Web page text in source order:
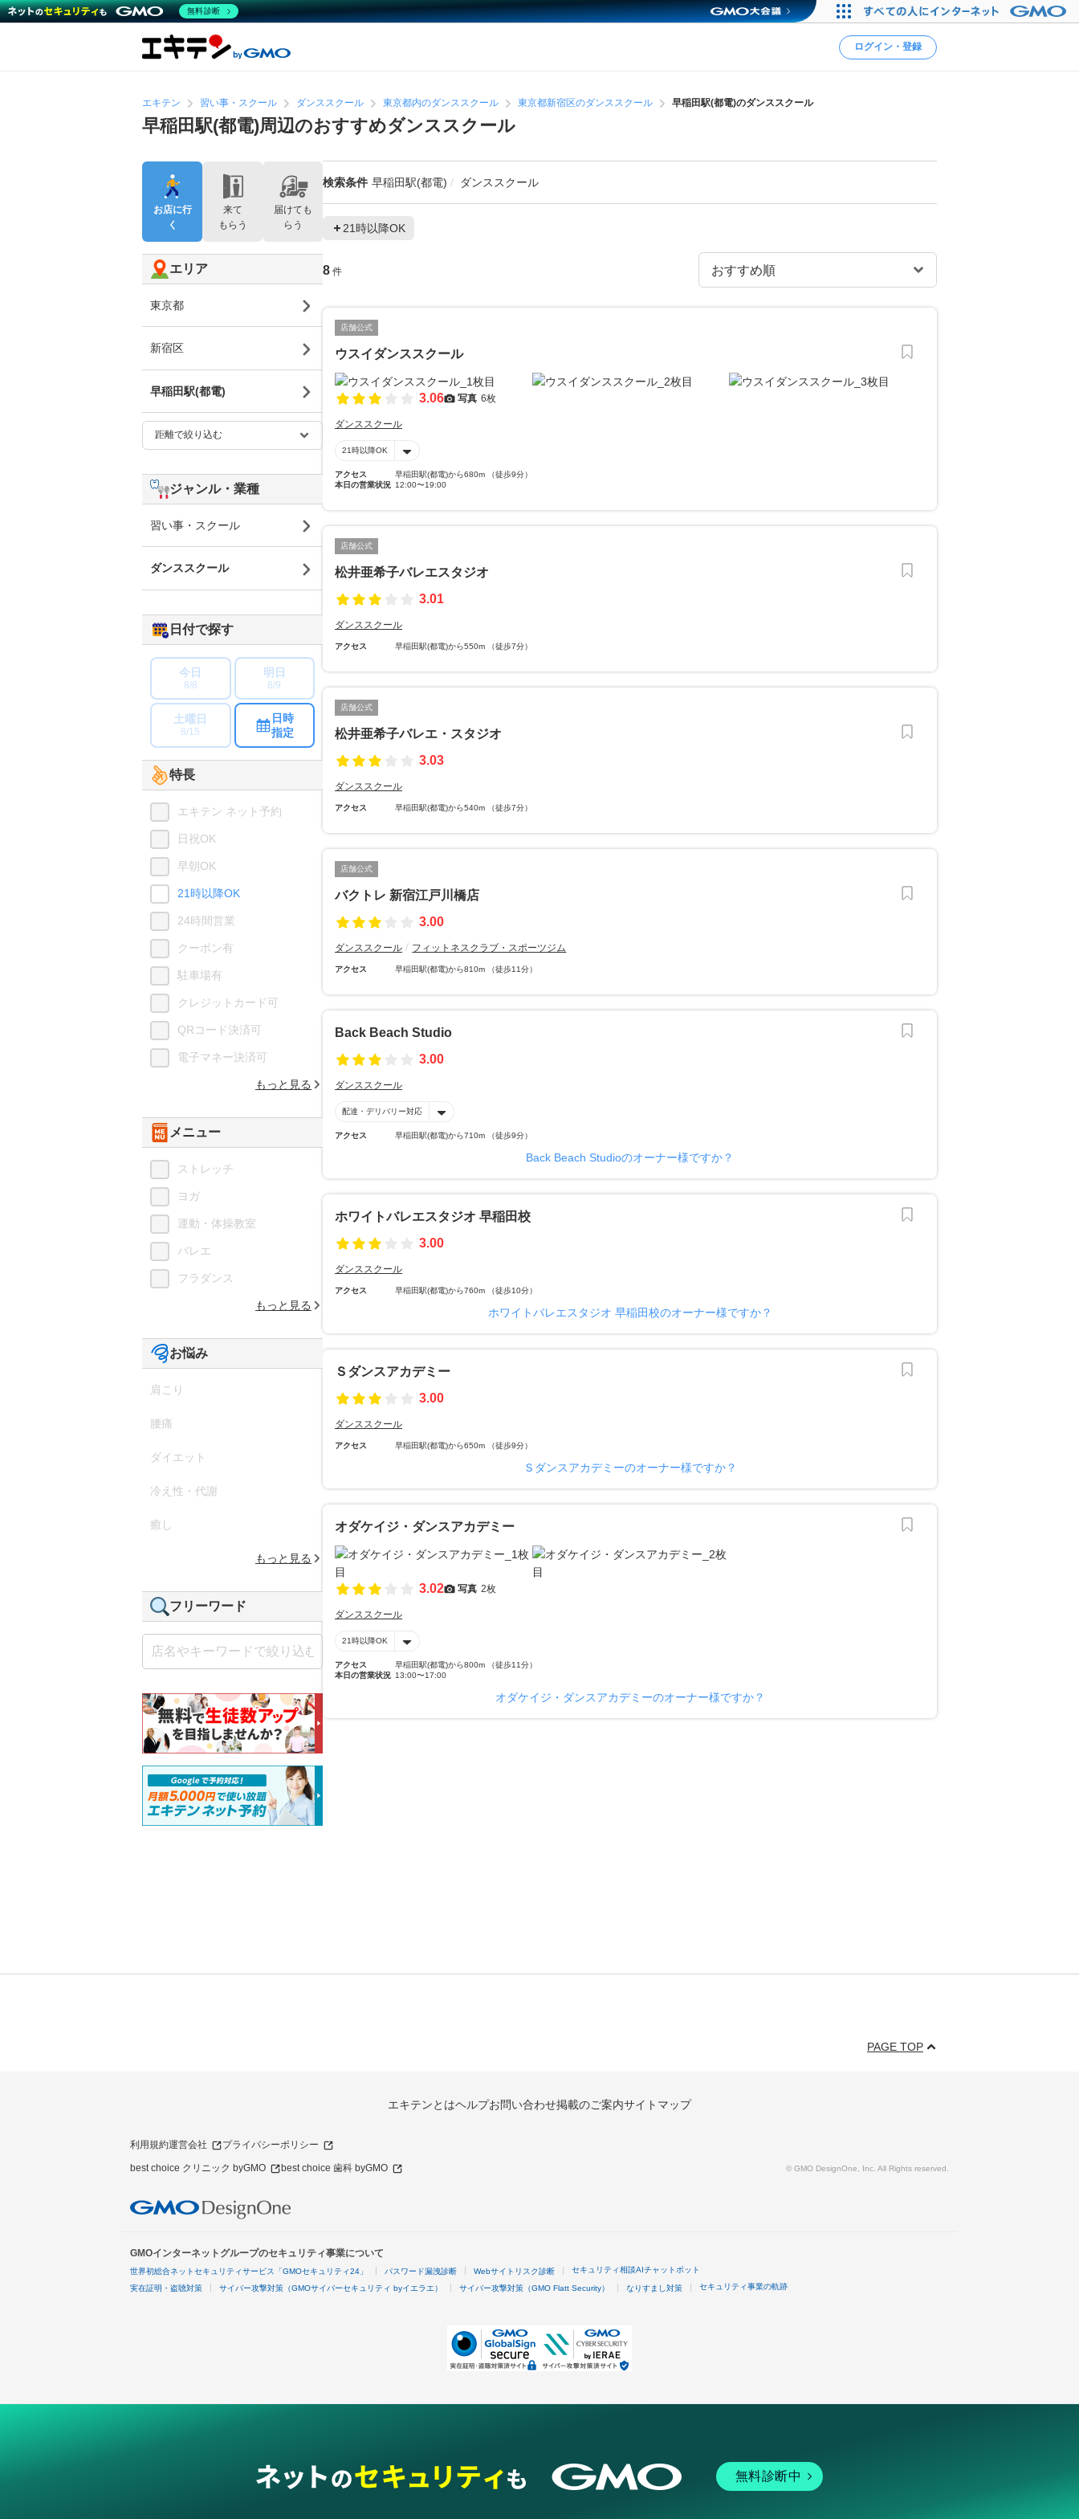
ログイン・登録
エキテン 習い事・スクール ダンススクール 東京都内のダンススクール 東京都新宿区のダンススクール 早稲田駅(都電)のダンススクール
早稲田駅(都電)周辺のおすすめダンススクール
検索条件 早稲田駅(都電) ダンススクール
21時以降OK
8 件
店舗公式
ウスイダンススクール
3.06 写真 6枚
ダンススクール
21時以降OK
アクセス
早稲田駅(都電)から680m （徒歩9分）
本日の営業状況 12:00〜19:00
店舗公式
松井亜希子バレエスタジオ
3.01
ダンススクール
アクセス 早稲田駅(都電)から550m （徒歩7分）
店舗公式
松井亜希子バレエ・スタジオ
3.03
ダンススクール
アクセス 早稲田駅(都電)から540m （徒歩7分）
店舗公式
バクトレ 新宿江戸川橋店
3.00
ダンススクール フィットネスクラブ・スポーツジム
アクセス 早稲田駅(都電)から810m （徒歩11分）
Back Beach Studio
3.00
ダンススクール
配達・デリバリー対応
アクセス 早稲田駅(都電)から710m （徒歩9分）
Back Beach Studioのオーナー様ですか？
ホワイトバレエスタジオ 早稲田校
3.00
ダンススクール
アクセス 早稲田駅(都電)から760m （徒歩10分）
ホワイトバレエスタジオ 早稲田校のオーナー様ですか？
Ｓダンスアカデミー
3.00
ダンススクール
アクセス 早稲田駅(都電)から650m （徒歩9分）
Ｓダンスアカデミーのオーナー様ですか？
オダケイジ・ダンスアカデミー
3.02 写真 2枚
ダンススクール
21時以降OK
アクセス
早稲田駅(都電)から800m （徒歩11分）
本日の営業状況 13:00〜17:00
オダケイジ・ダンスアカデミーのオーナー様ですか？
お店に行
く
来て
もらう
届けても
らう
エリア
東京都
新宿区
早稲田駅(都電)
ジャンル・業種
習い事・スクール
ダンススクール
日付で探す
今日
8/8
明日
8/9
土曜日
8/15
日時
指定
特長
エキテン ネット予約
日祝OK
早朝OK
21時以降OK
24時間営業
クーポン有
駐車場有
クレジットカード可
QRコード決済可
電子マネー決済可
もっと見る
メニュー
ストレッチ
ヨガ
運動・体操教室
バレエ
フラダンス
もっと見る
お悩み
肩こり
腰痛
ダイエット
冷え性・代謝
癒し
もっと見る
フリーワード
PAGE TOP
エキテンとはヘルプお問い合わせ掲載のご案内サイトマップ
利用規約運営会社 プライバシーポリシー
best choice クリニック byGMO best choice 歯科 byGMO © GMO DesignOne, Inc. All Rights reserved.
GMOインターネットグループのセキュリティ事業について
世界初総合ネットセキュリティサービス「GMOセキュリティ24」 パスワード漏洩診断 Webサイトリスク診断 セキュリティ相談AIチャットボット
実在証明・盗聴対策 サイバー攻撃対策（GMOサイバーセキュリティ byイエラエ） サイバー攻撃対策（GMO Flatt Security） なりすまし対策 セキュリティ事業の軌跡
無料診断中
無料診断